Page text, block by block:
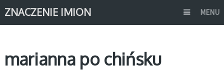
ZNACZENIE IMION MENU
marianna po chińsku